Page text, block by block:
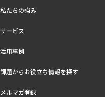
私たちの強み
サービス
活用事例
課題からお役立ち情報を探す
メルマガ登録